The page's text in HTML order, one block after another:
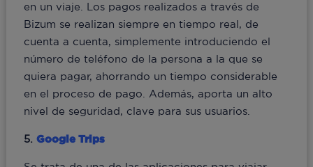
en un viaje. Los pagos realizados a través de
Bizum se realizan siempre en tiempo real, de
cuenta a cuenta, simplemente introduciendo el
número de teléfono de la persona a la que se
quiera pagar, ahorrando un tiempo considerable
en el proceso de pago. Además, aporta un alto
nivel de seguridad, clave para sus usuarios.
5. Google Trips